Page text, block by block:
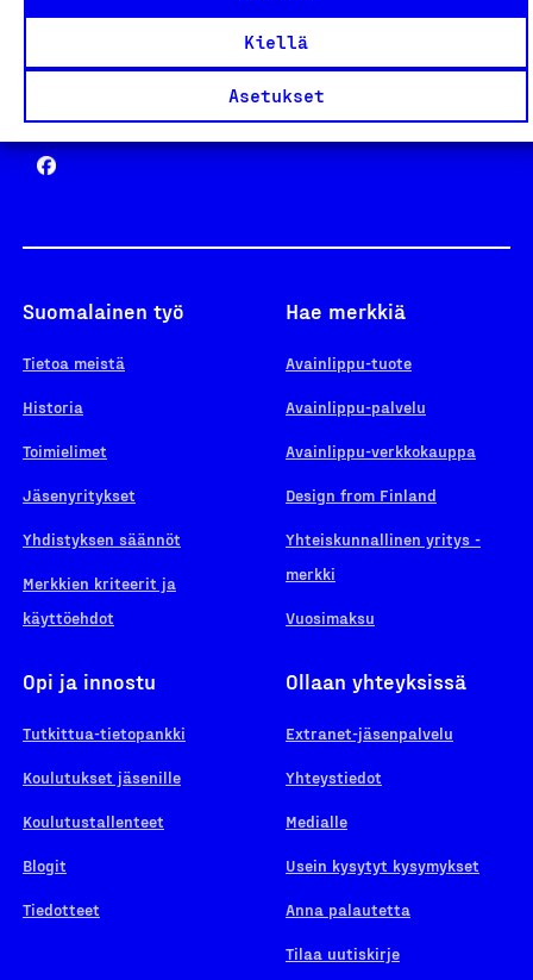
Kiellä
Asetukset
Yhteiskunnallinen Yritys -merkki
Suomalainen työ
Tietoa meistä
Historia
Toimielimet
Jäsenyritykset
Yhdistyksen säännöt
Merkkien kriteerit ja
käyttöehdot
Hae merkkiä
Avainlippu-tuote
Avainlippu-palvelu
Avainlippu-verkkokauppa
Design from Finland
Yhteiskunnallinen yritys -
merkki
Vuosimaksu
Opi ja innostu
Tutkittua-tietopankki
Koulutukset jäsenille
Koulutustallenteet
Blogit
Tiedotteet
Ollaan yhteyksissä
Extranet-jäsenpalvelu
Yhteystiedot
Medialle
Usein kysytyt kysymykset
Anna palautetta
Tilaa uutiskirje